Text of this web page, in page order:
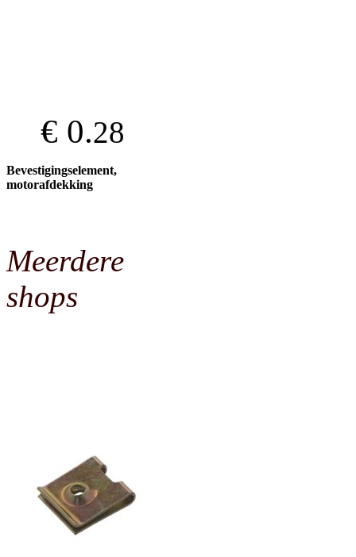
€ 0.28
Bevestigingselement,
motorafdekking
Meerdere
shops